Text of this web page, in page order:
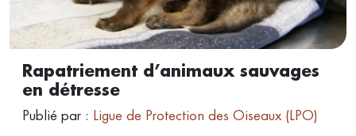
Rapatriement d’animaux sauvages
en détresse
Publié par : Ligue de Protection des Oiseaux (LPO)